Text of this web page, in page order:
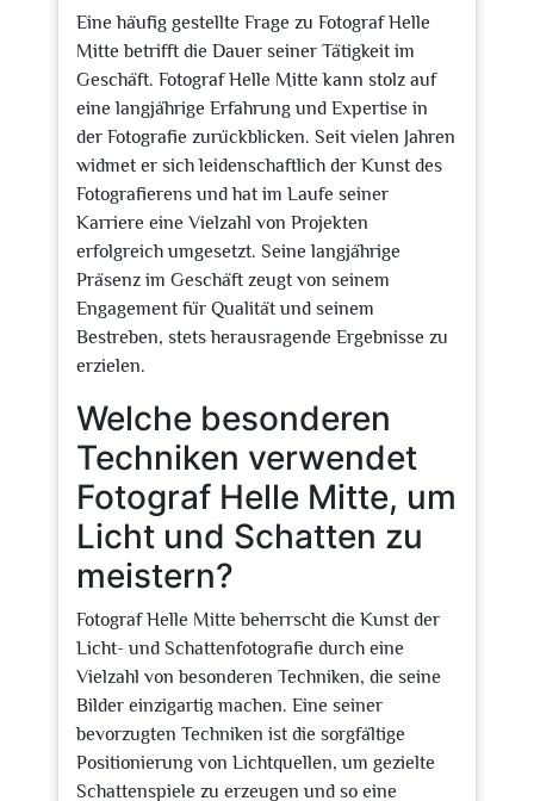
Eine häufig gestellte Frage zu Fotograf Helle
Mitte betrifft die Dauer seiner Tätigkeit im
Geschäft. Fotograf Helle Mitte kann stolz auf
eine langjährige Erfahrung und Expertise in
der Fotografie zurückblicken. Seit vielen Jahren
widmet er sich leidenschaftlich der Kunst des
Fotografierens und hat im Laufe seiner
Karriere eine Vielzahl von Projekten
erfolgreich umgesetzt. Seine langjährige
Präsenz im Geschäft zeugt von seinem
Engagement für Qualität und seinem
Bestreben, stets herausragende Ergebnisse zu
erzielen.
Welche besonderen
Techniken verwendet
Fotograf Helle Mitte, um
Licht und Schatten zu
meistern?
Fotograf Helle Mitte beherrscht die Kunst der
Licht- und Schattenfotografie durch eine
Vielzahl von besonderen Techniken, die seine
Bilder einzigartig machen. Eine seiner
bevorzugten Techniken ist die sorgfältige
Positionierung von Lichtquellen, um gezielte
Schattenspiele zu erzeugen und so eine